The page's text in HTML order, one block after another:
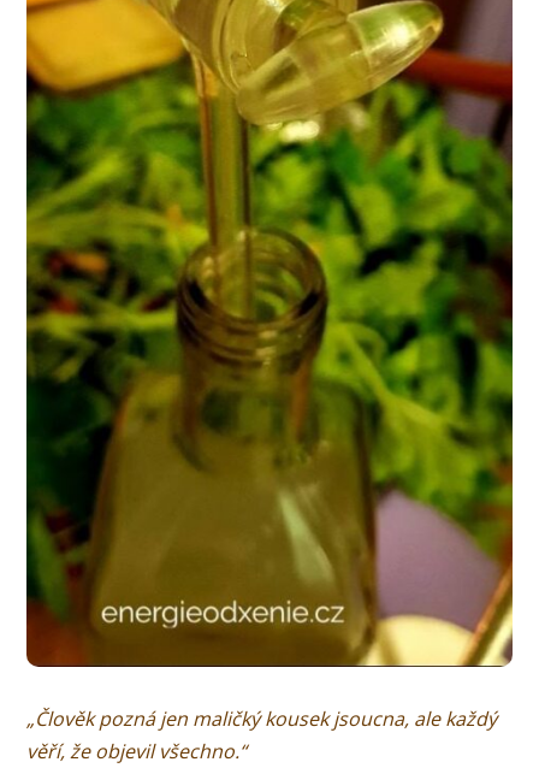
„Člověk pozná jen maličký kousek jsoucna, ale každý
věří, že objevil všechno.“